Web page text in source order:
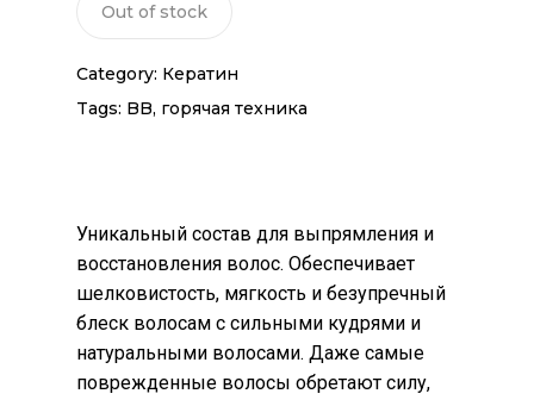
Out of stock
Category: Кератин
Tags: BB, горячая техника
Уникальный состав для выпрямления и
восстановления волос. Обеспечивает
шелковистость, мягкость и безупречный
блеск волосам с сильными кудрями и
натуральными волосами. Даже самые
поврежденные волосы обретают силу,